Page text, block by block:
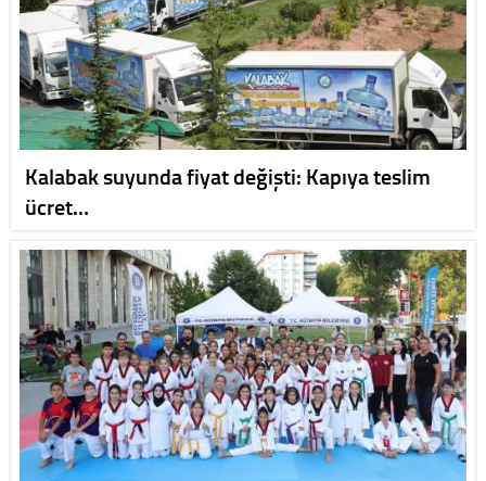
Kalabak suyunda fiyat değişti: Kapıya teslim
ücret…